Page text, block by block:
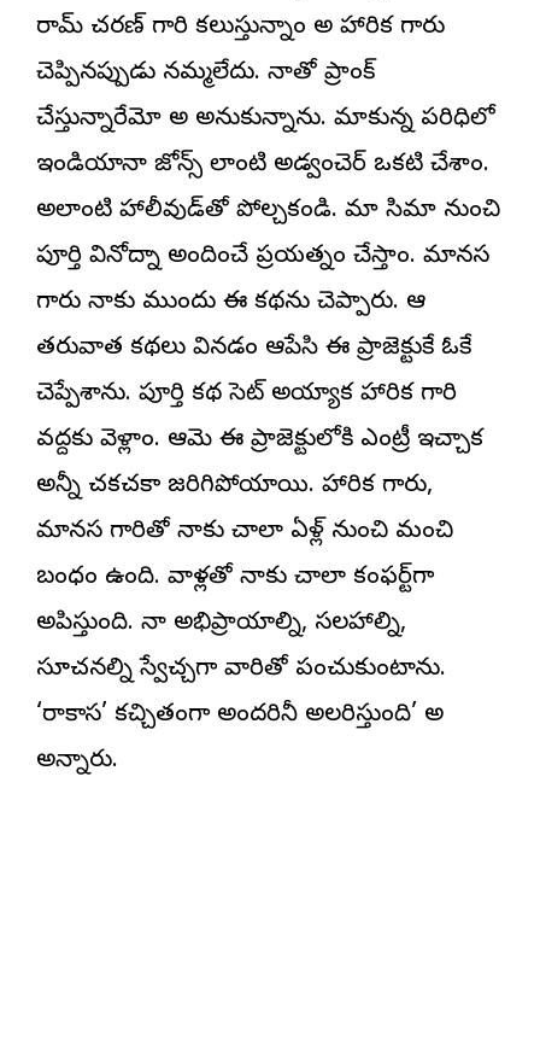
రామ్ చరణ్ గారిని కలుస్తున్నాం అని నిహారిక గారు
చెప్పినప్పుడు నమ్మలేదు. నాతో ప్రాంక్
చేస్తున్నారేమో అని అనుకున్నాను. మాకున్న పరిధిలో
ఇండియానా జోన్స్ లాంటి అడ్వంచెర్ ఒకటి చేశాం.
అలాంటి హాలీవుడ్‌తో పోల్చకండి. మా సినిమా నుంచి
పూర్తి వినోదాన్ని అందించే ప్రయత్నం చేస్తాం. మానస
గారు నాకు ముందు ఈ కథను చెప్పారు. ఆ
తరువాత కథలు వినడం ఆపేసి ఈ ప్రాజెక్టుకే ఓకే
చెప్పేశాను. పూర్తి కథ సెట్ అయ్యాక నిహారిక గారి
వద్దకు వెళ్లాం. ఆమె ఈ ప్రాజెక్టులోకి ఎంట్రీ ఇచ్చాక
అన్నీ చకచకా జరిగిపోయాయి. నిహారిక గారు,
మానస గారితో నాకు చాలా ఏళ్ల్ నుంచి మంచి
బంధం ఉంది. వాళ్లతో నాకు చాలా కంఫర్ట్‌గా
అనిపిస్తుంది. నా అభిప్రాయాల్ని, సలహాల్ని,
సూచనల్ని స్వేచ్చగా వారితో పంచుకుంటాను.
‘రాకాస’ కచ్చితంగా అందరినీ అలరిస్తుంది’ అని
అన్నారు.